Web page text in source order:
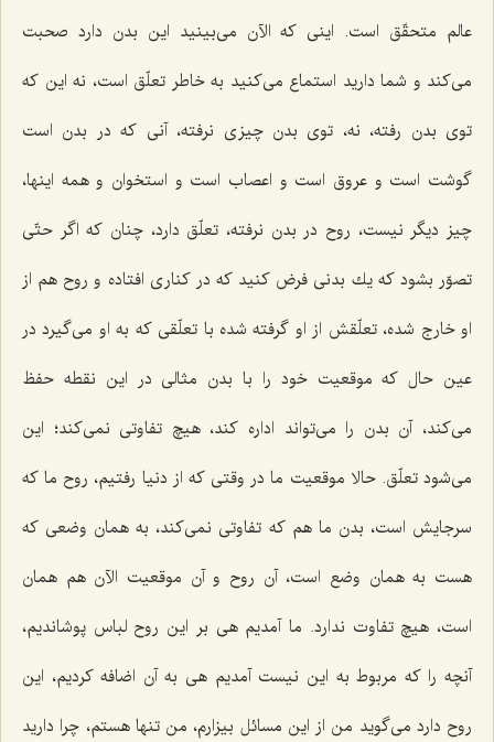
عالم متحقّق است. اینی كه الآن می‌بینید این بدن دارد صحبت
می‌كند و شما دارید استماع می‌كنید به خاطر تعلّق است، نه این كه
توی بدن رفته، نه، توی بدن چیزی نرفته، آنی كه در بدن است
گوشت است و عروق است و اعصاب است و استخوان و همه اینها،
چیز دیگر نیست، روح در بدن نرفته، تعلّق دارد، چنان كه اگر حتّی
تصوّر بشود كه یك بدنی فرض كنید كه در كناری افتاده و روح هم از
او خارج شده، تعلّقش از او گرفته شده با تعلّقی كه به او می‌گیرد در
عین حال كه موقعیت خود را با بدن مثالی در این نقطه حفظ
می‌كند، آن بدن را می‌تواند اداره كند، هیچ تفاوتی نمی‌كند؛ این
می‌شود تعلّق. حالا موقعیت ما در وقتی كه از دنیا رفتیم، روح ما كه
سرجایش است، بدن ما هم كه تفاوتی نمی‌كند، به همان وضعی كه
هست به همان وضع است، آن روح و آن موقعیت الآن هم همان
است، هیچ تفاوت ندارد. ما آمدیم هی بر این روح لباس پوشاندیم،
آنچه را كه مربوط به این نیست آمدیم هی به آن اضافه كردیم، این
روح دارد می‌گوید من از این مسائل بیزارم، من تنها هستم، چرا دارید